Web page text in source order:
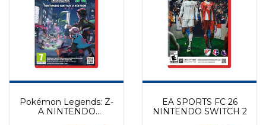
Pokémon Legends: Z-
A NINTENDO
EA SPORTS FC 26
NINTENDO SWITCH 2